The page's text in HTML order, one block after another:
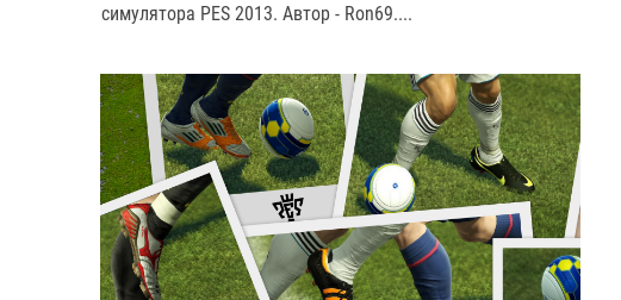
симулятора PES 2013. Автор - Ron69....